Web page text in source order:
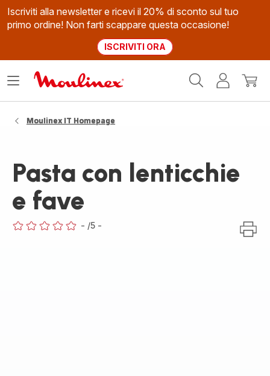
Iscriviti alla newsletter e ricevi il 20% di sconto sul tuo
primo ordine! Non farti scappare questa occasione!
ISCRIVITI ORA
Il
Apri
Moulinex IT Homepage
Pasta con lenticchie
e fave
- /5 -